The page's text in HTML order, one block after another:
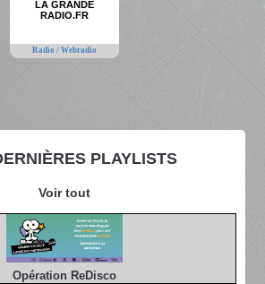
PLAYLISTS
Voir tout
Opération ReDisco
LA GRANDE
RADIO.FR
Radio / Webradio